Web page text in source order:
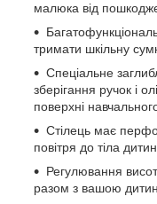
малюка від
тримати шкільну
Спеціальне
зберігання ручок і
поверхні
Стілець має
повітря до тіла
Регулювання
разом з вашою